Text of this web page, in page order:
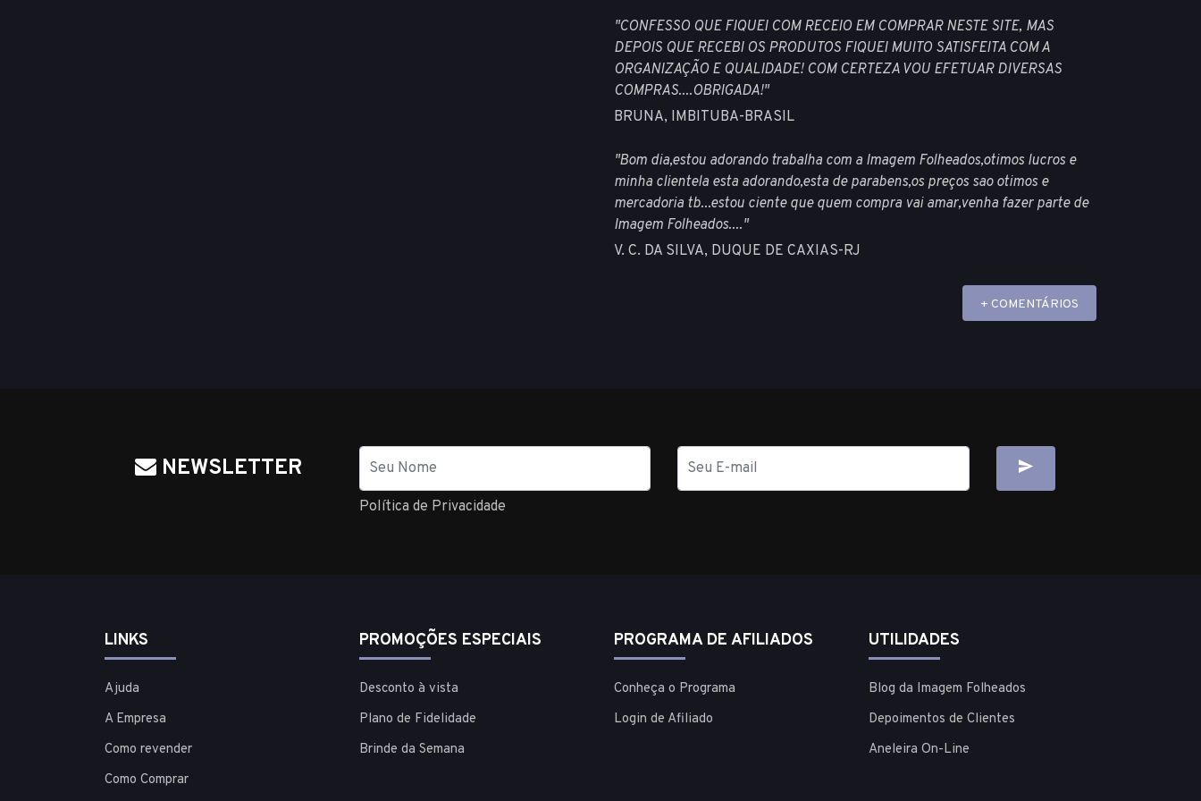
"CONFESSO QUE FIQUEI COM RECEIO EM COMPRAR NESTE SITE, MAS
DEPOIS QUE RECEBI OS PRODUTOS FIQUEI MUITO SATISFEITA COM A
ORGANIZAÇÃO E QUALIDADE! COM CERTEZA VOU EFETUAR DIVERSAS
COMPRAS....OBRIGADA!"
BRUNA, IMBITUBA-BRASIL
"Bom dia,estou adorando trabalha com a Imagem Folheados,otimos lucros e
minha clientela esta adorando,esta de parabens,os preços sao otimos e
mercadoria tb...estou ciente que quem compra vai amar,venha fazer parte de
Imagem Folheados...."
V. C. DA SILVA, DUQUE DE CAXIAS-RJ
+ COMENTÁRIOS
NEWSLETTER Nome
E-
mail
Política de Privacidade
LINKS
Ajuda
A Empresa
Como revender
Como Comprar
PROMOÇÕES ESPECIAIS
Desconto à vista
Plano de Fidelidade
Brinde da Semana
PROGRAMA DE AFILIADOS
Conheça o Programa
Login de Afiliado
UTILIDADES
Blog da Imagem Folheados
Depoimentos de Clientes
Aneleira On-Line